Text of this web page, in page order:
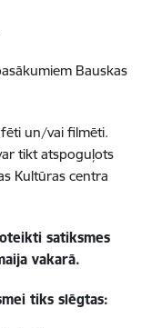
Bauskas
un/vai filmēti.
tikt atspoguļots
Kultūras centra
satiksmes
vakarā.
tiks slēgtas: